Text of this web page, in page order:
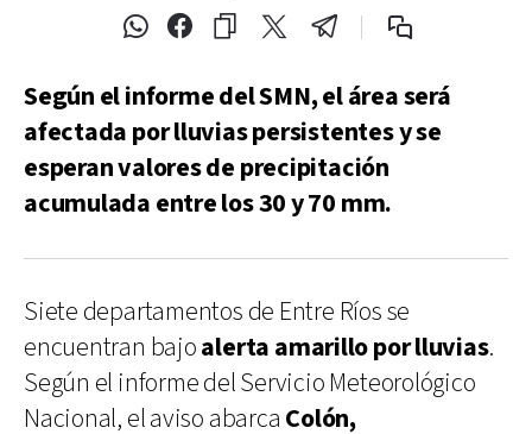
Según el informe del SMN, el área será
afectada por lluvias persistentes y se
esperan valores de precipitación
acumulada entre los 30 y 70 mm.
Siete departamentos de Entre Ríos se
encuentran bajoalerta amarillo por lluvias.
Según el informe del Servicio Meteorológico
Nacional, el aviso abarca Colón,